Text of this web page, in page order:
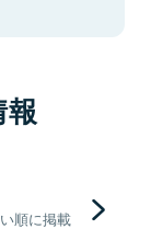
順に掲載